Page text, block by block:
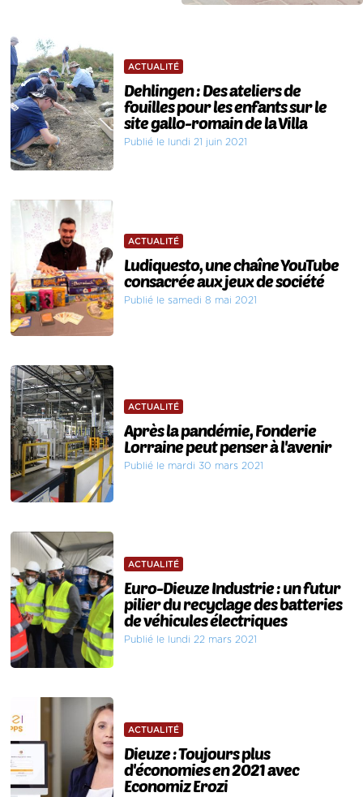
ACTUALITÉ
Dehlingen : Des ateliers de
fouilles pour les enfants sur le
site gallo-romain de la Villa
Publié le lundi 21 juin 2021
ACTUALITÉ
Ludiquesto, une chaîne YouTube
consacrée aux jeux de société
Publié le samedi 8 mai 2021
ACTUALITÉ
Après la pandémie, Fonderie
Lorraine peut penser à l'avenir
Publié le mardi 30 mars 2021
ACTUALITÉ
Euro-Dieuze Industrie : un futur
pilier du recyclage des batteries
de véhicules électriques
Publié le lundi 22 mars 2021
ACTUALITÉ
Dieuze : Toujours plus
d'économies en 2021 avec
Economiz Erozi